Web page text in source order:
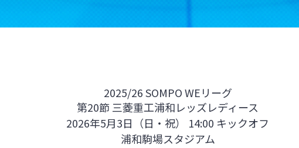
2025/26 SOMPO WEリーグ
第20節 三菱重工浦和レッズレディース
2026年5月3日（日・祝） 14:00 キックオフ
浦和駒場スタジアム